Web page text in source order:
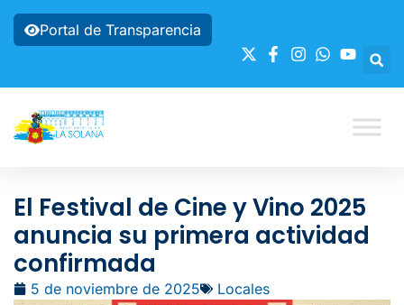
Portal de Transparencia
El Festival de Cine y Vino 2025
anuncia su primera actividad
confirmada
5 de noviembre de 2025 Locales